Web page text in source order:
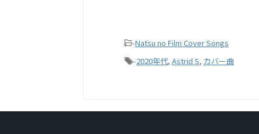
-Natsu no Film Cover Songs
-2020年代, Astrid S, カバー曲